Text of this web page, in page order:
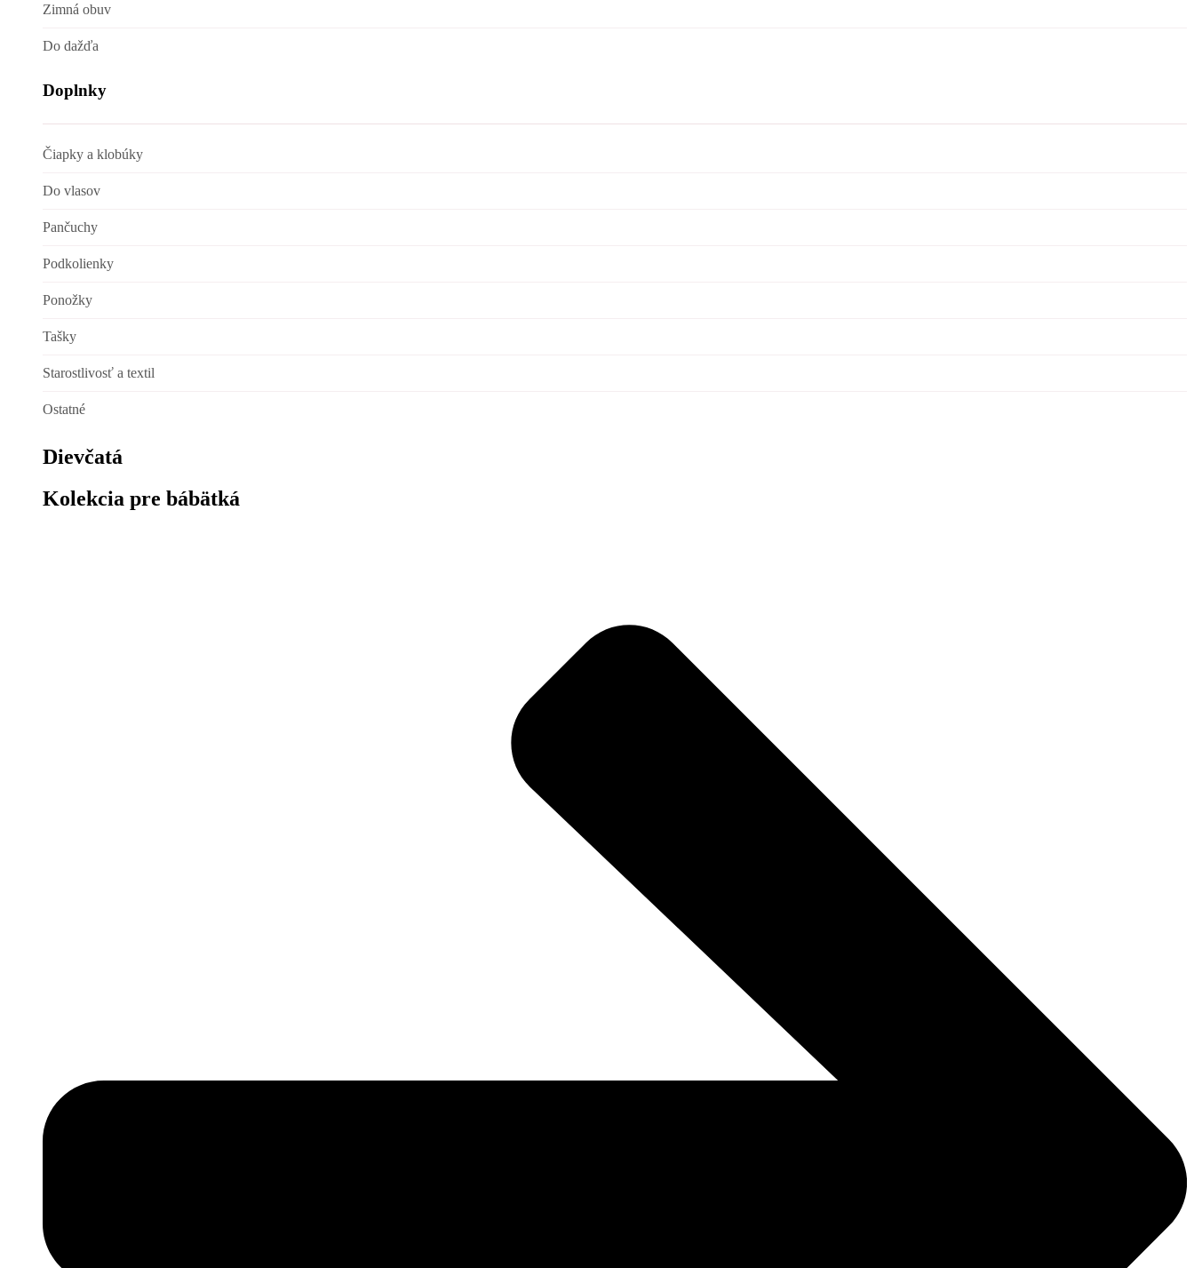
Zimná obuv
Do dažďa
Doplnky
Čiapky a klobúky
Do vlasov
Pančuchy
Podkolienky
Ponožky
Tašky
Starostlivosť a textil
Ostatné
Dievčatá
Kolekcia pre bábätká